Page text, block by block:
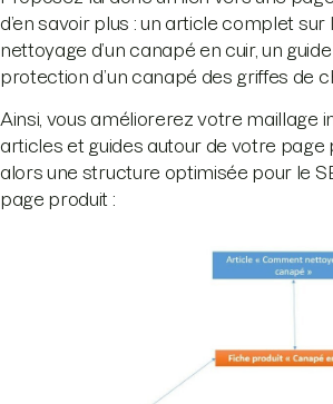
d’en savoir plus : un article complet
nettoyage d’un canapé en cuir, un
protection d’un canapé des griffes de
Ainsi, vous améliorerez votre maillage
articles et guides autour de votre page
alors une structure optimisée pour le
page produit :